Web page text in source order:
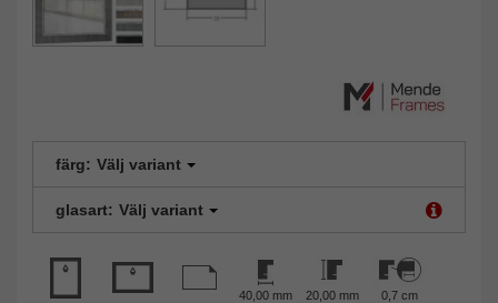
färg: Välj variant
glasart: Välj variant
40,00 mm 20,00 mm 0,7 cm